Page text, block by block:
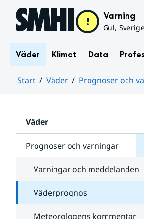
Hoppa till sidans innehåll Varning
Gul, Sverige
Väder Klimat Data
Start Väder Prognoser och
Väder
Prognoser och varningar
Varningar och meddelanden
Väderprognos
Meteorologens kommentar